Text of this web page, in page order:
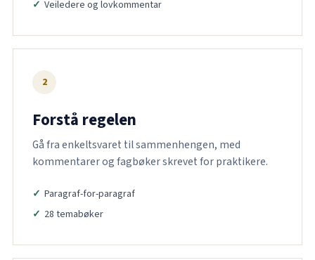
Veiledere og lovkommentar
2
Forstå regelen
Gå fra enkeltsvaret til sammenhengen, med
kommentarer og fagbøker skrevet for praktikere.
Paragraf-for-paragraf
28 temabøker